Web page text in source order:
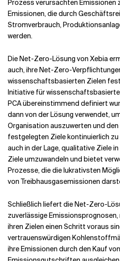
Prozess verursachten Emissionen
Emissionen, die durch
Stromverbrauch,
werden.
Die Net-Zero-Lösung von Xebia
auch, ihre Net-Zero-
wissenschaftsbasierten Zielen
Initiative für wissenschaftsbasierte
PCA übereinstimmend definiert
dann von der Lösung verwendet,
Organisation auszuwerten und
festgelegten Ziele kontinuierlich
auch in der Lage, qualitative Ziele
Ziele umzuwandeln und bietet
Prozesse, die die lukrativsten
von Treibhausgasemissionen
Schließlich liefert die Net-Zero-
zuverlässige
ihren Zielen einen Schritt voraus
vertrauenswürdigen
ihre Emissionen durch den Kauf